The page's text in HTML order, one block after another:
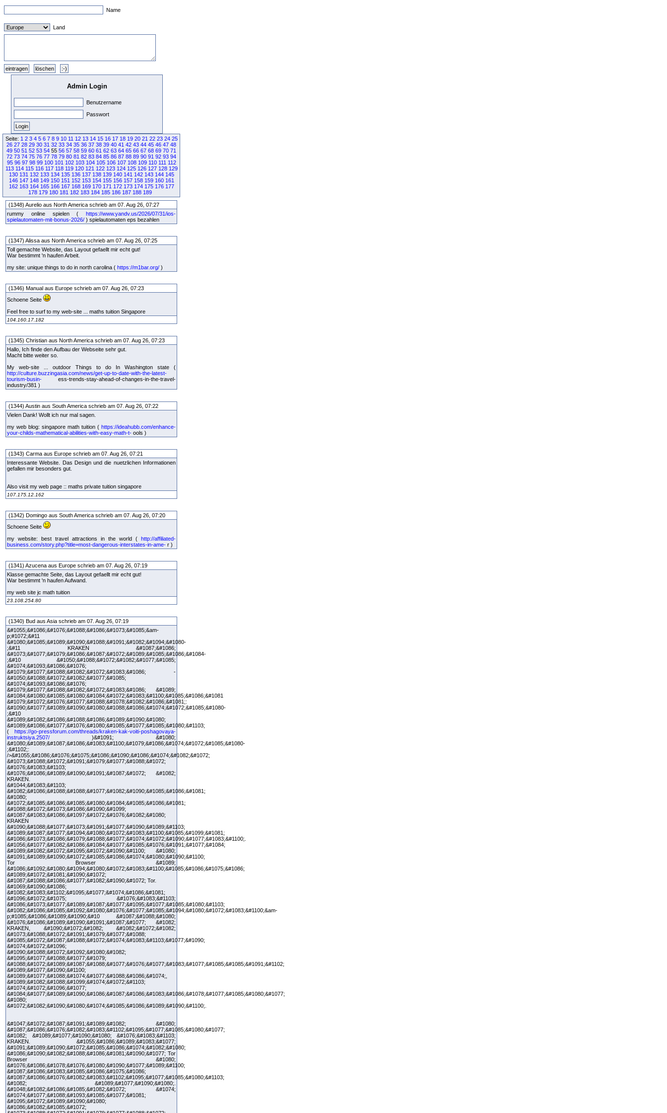
Name
Land
Admin Login
Benutzername
Passwort
Seite: 1 2 3 4 5 6 7 8 9 10 11 12 13 14 15 16 17 18 19 20 21 22 23 24 25
26 27 28 29 30 31 32 33 34 35 36 37 38 39 40 41 42 43 44 45 46 47 48
49 50 51 52 53 54 55 56 57 58 59 60 61 62 63 64 65 66 67 68 69 70 71
72 73 74 75 76 77 78 79 80 81 82 83 84 85 86 87 88 89 90 91 92 93 94
95 96 97 98 99 100 101 102 103 104 105 106 107 108 109 110 111 112
113 114 115 116 117 118 119 120 121 122 123 124 125 126 127 128 129
130 131 132 133 134 135 136 137 138 139 140 141 142 143 144 145
146 147 148 149 150 151 152 153 154 155 156 157 158 159 160 161
162 163 164 165 166 167 168 169 170 171 172 173 174 175 176 177
178 179 180 181 182 183 184 185 186 187 188 189
(1348) Aurelio aus North America schrieb am 07. Aug 26, 07:27
rummy online spielen ( https://www.yandv.us/2026/07/31/ios-
spielautomaten-mit-bonus-2026/ ) spielautomaten eps bezahlen
(1347) Alissa aus North America schrieb am 07. Aug 26, 07:25
Toll gemachte Website, das Layout gefaellt mir echt gut!
War bestimmt 'n haufen Arbeit.
my site: unique things to do in north carolina ( https://m1bar.org/ )
(1346) Manual aus Europe schrieb am 07. Aug 26, 07:23
Schoene Seite
Feel free to surf to my web-site ... maths tuition Singapore
104.160.17.182
(1345) Christian aus North America schrieb am 07. Aug 26, 07:23
Hallo, Ich finde den Aufbau der Webseite sehr gut.
Macht bitte weiter so.
My web-site ... outdoor Things to do In Washington state (
http://culture.buzzingasia.com/news/get-up-to-date-with-the-latest-
tourism-busin- ess-trends-stay-ahead-of-changes-in-the-travel-
industry/381 )
(1344) Austin aus South America schrieb am 07. Aug 26, 07:22
Vielen Dank! Wollt ich nur mal sagen.
my web blog: singapore math tuition ( https://ideahubb.com/enhance-
your-childs-mathematical-abilities-with-easy-math-t- ools )
(1343) Carma aus Europe schrieb am 07. Aug 26, 07:21
Interessante Website. Das Design und die nuetzlichen Informationen
gefallen mir besonders gut.
Also visit my web page :: maths private tuition singapore
107.175.12.162
(1342) Domingo aus South America schrieb am 07. Aug 26, 07:20
Schoene Seite
my website: best travel attractions in the world ( http://affiliated-
business.com/story.php?title=most-dangerous-interstates-in-ame- r )
(1341) Azucena aus Europe schrieb am 07. Aug 26, 07:19
Klasse gemachte Seite, das Layout gefaellt mir echt gut!
War bestimmt 'n haufen Aufwand.
my web site jc math tuition
23.108.254.80
(1340) Bud aus Asia schrieb am 07. Aug 26, 07:19
&#1055;&#1086;&#1076;&#1088;&#1086;&#1073;&#1085;&am-
p;#1072;&#11
&#1080;&#1085;&#1089;&#1090;&#1088;&#1091;&#1082;&#1094;&#1080-
;&#11 KRAKEN &#1087;&#1086;
&#1073;&#1077;&#1079;&#1086;&#1087;&#1072;&#1089;&#1085;&#1086;&#1084-
;&#10 &#1050;&#1088;&#1072;&#1082;&#1077;&#1085;
&#1074;&#1093;&#1086;&#1076;
&#1079;&#1077;&#1088;&#1082;&#1072;&#1083;&#1086; -
&#1050;&#1088;&#1072;&#1082;&#1077;&#1085;
&#1074;&#1093;&#1086;&#1076;
&#1079;&#1077;&#1088;&#1082;&#1072;&#1083;&#1086; &#1089;
&#1084;&#1080;&#1085;&#1080;&#1084;&#1072;&#1083;&#1100;&#1085;&#1086;&#1081
&#1079;&#1072;&#1076;&#1077;&#1088;&#1078;&#1082;&#1086;&#1081;:
&#1090;&#1077;&#1089;&#1090;&#1080;&#1088;&#1086;&#1074;&#1072;&#1085;&#1080-
;&#10
&#1089;&#1082;&#1086;&#1088;&#1086;&#1089;&#1090;&#1080;
&#1089;&#1086;&#1077;&#1076;&#1080;&#1085;&#1077;&#1085;&#1080;&#1103;
( https://go-pressforum.com/threads/kraken-kak-voiti-poshagovaya-
instruktsiya.2507/ )&#1091; &#1080;
&#1080;&#1089;&#1087;&#1086;&#1083;&#1100;&#1079;&#1086;&#1074;&#1072;&#1085;&#1080-
;&#1102;:
/>&#1055;&#1086;&#1076;&#1075;&#1086;&#1090;&#1086;&#1074;&#1082;&#1072;
&#1073;&#1088;&#1072;&#1091;&#1079;&#1077;&#1088;&#1072;
&#1076;&#1083;&#1103;
&#1076;&#1086;&#1089;&#1090;&#1091;&#1087;&#1072; &#1082;
KRAKEN.
&#1044;&#1083;&#1103;
&#1082;&#1086;&#1088;&#1088;&#1077;&#1082;&#1090;&#1085;&#1086;&#1081;
&#1080;
&#1072;&#1085;&#1086;&#1085;&#1080;&#1084;&#1085;&#1086;&#1081;
&#1088;&#1072;&#1073;&#1086;&#1090;&#1099;
&#1087;&#1083;&#1086;&#1097;&#1072;&#1076;&#1082;&#1080;
KRAKEN
&#1090;&#1088;&#1077;&#1073;&#1091;&#1077;&#1090;&#1089;&#1103;
&#1089;&#1087;&#1077;&#1094;&#1080;&#1072;&#1083;&#1100;&#1085;&#1099;&#1081;
&#1086;&#1073;&#1086;&#1079;&#1088;&#1077;&#1074;&#1072;&#1090;&#1077;&#1083;&#1100;.
&#1056;&#1077;&#1082;&#1086;&#1084;&#1077;&#1085;&#1076;&#1091;&#1077;&#1084;
&#1089;&#1082;&#1072;&#1095;&#1072;&#1090;&#1100; &#1080;
&#1091;&#1089;&#1090;&#1072;&#1085;&#1086;&#1074;&#1080;&#1090;&#1100;
Tor Browser &#1089;
&#1086;&#1092;&#1080;&#1094;&#1080;&#1072;&#1083;&#1100;&#1085;&#1086;&#1075;&#1086;
&#1089;&#1072;&#1081;&#1090;&#1072;
&#1087;&#1088;&#1086;&#1077;&#1082;&#1090;&#1072; Tor.
&#1069;&#1090;&#1086;
&#1082;&#1083;&#1102;&#1095;&#1077;&#1074;&#1086;&#1081;
&#1096;&#1072;&#1075; &#1076;&#1083;&#1103;
&#1086;&#1073;&#1077;&#1089;&#1087;&#1077;&#1095;&#1077;&#1085;&#1080;&#1103;
&#1082;&#1086;&#1085;&#1092;&#1080;&#1076;&#1077;&#1085;&#1094;&#1080;&#1072;&#1083;&#1100;&am-
p;#1085;&#1086;&#1089;&#1090;&#10 &#1087;&#1088;&#1080;
&#1076;&#1086;&#1089;&#1090;&#1091;&#1087;&#1077; &#1082;
KRAKEN, &#1090;&#1072;&#1082; &#1082;&#1072;&#1082;
&#1073;&#1088;&#1072;&#1091;&#1079;&#1077;&#1088;
&#1085;&#1072;&#1087;&#1088;&#1072;&#1074;&#1083;&#1103;&#1077;&#1090;
&#1074;&#1072;&#1096;
&#1090;&#1088;&#1072;&#1092;&#1080;&#1082;
&#1095;&#1077;&#1088;&#1077;&#1079;
&#1088;&#1072;&#1089;&#1087;&#1088;&#1077;&#1076;&#1077;&#1083;&#1077;&#1085;&#1085;&#1091;&#1102;
&#1089;&#1077;&#1090;&#1100;
&#1089;&#1077;&#1088;&#1074;&#1077;&#1088;&#1086;&#1074;,
&#1089;&#1082;&#1088;&#1099;&#1074;&#1072;&#1103;
&#1074;&#1072;&#1096;&#1077;
&#1084;&#1077;&#1089;&#1090;&#1086;&#1087;&#1086;&#1083;&#1086;&#1078;&#1077;&#1085;&#1080;&#1077;
&#1080;
&#1072;&#1082;&#1090;&#1080;&#1074;&#1085;&#1086;&#1089;&#1090;&#1100;.
&#1047;&#1072;&#1087;&#1091;&#1089;&#1082; &#1080;
&#1087;&#1086;&#1076;&#1082;&#1083;&#1102;&#1095;&#1077;&#1085;&#1080;&#1077;
&#1082; &#1089;&#1077;&#1090;&#1080; &#1076;&#1083;&#1103;
KRAKEN. &#1055;&#1086;&#1089;&#1083;&#1077;
&#1091;&#1089;&#1090;&#1072;&#1085;&#1086;&#1074;&#1082;&#1080;
&#1086;&#1090;&#1082;&#1088;&#1086;&#1081;&#1090;&#1077; Tor
Browser &#1080;
&#1076;&#1086;&#1078;&#1076;&#1080;&#1090;&#1077;&#1089;&#1100;
&#1087;&#1086;&#1083;&#1085;&#1086;&#1075;&#1086;
&#1087;&#1086;&#1076;&#1082;&#1083;&#1102;&#1095;&#1077;&#1085;&#1080;&#1103;
&#1082; &#1089;&#1077;&#1090;&#1080;.
&#1048;&#1082;&#1086;&#1085;&#1082;&#1072; &#1074;
&#1074;&#1077;&#1088;&#1093;&#1085;&#1077;&#1081;
&#1095;&#1072;&#1089;&#1090;&#1080;
&#1086;&#1082;&#1085;&#1072;